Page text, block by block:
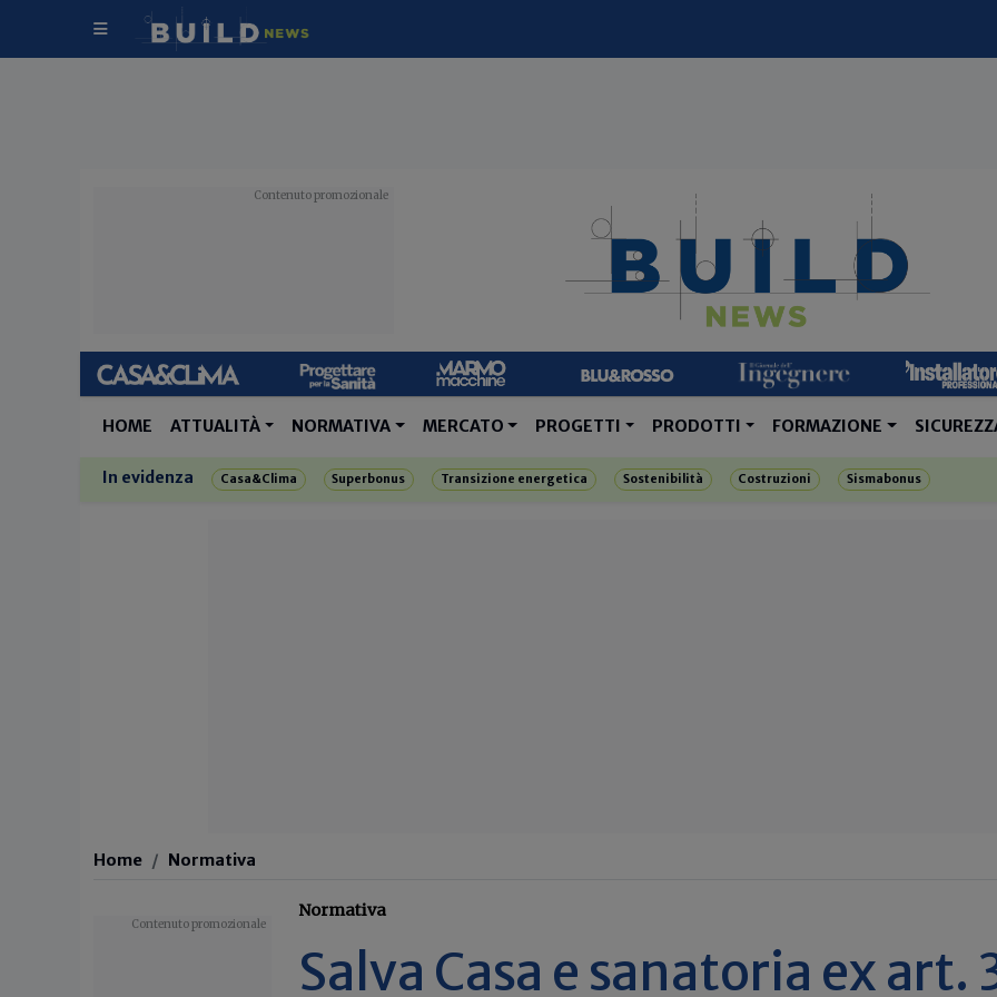
HOME ATTUALITÀ NORMATIVA MERCATO PROGETTI PRODOTTI FORMAZIONE
In evidenza Casa&Clima Superbonus Transizione energetica Sostenibilità Costruzioni Sismabonus
Home Normativa
Normativa
Salva Casa e sanatoria ex art.